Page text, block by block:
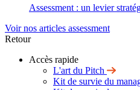
Assessment : un levier
Voir nos articles assessment
Retour
Accès rapide
L'art du Pitch
Kit de survie du